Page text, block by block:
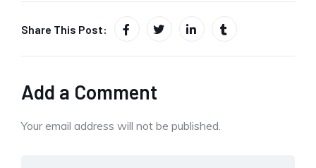
Share This Post:
Add a Comment
Your email address will not be published.